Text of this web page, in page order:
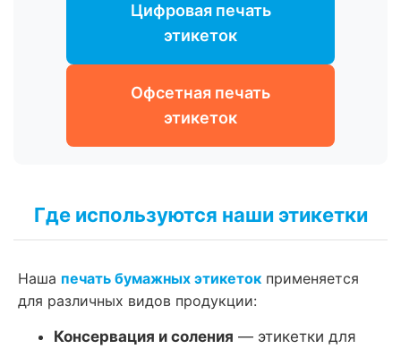
Цифровая печать
этикеток
Офсетная печать
этикеток
Где используются наши этикетки
Наша печать бумажных этикеток применяется
для различных видов продукции:
Консервация и соления — этикетки для